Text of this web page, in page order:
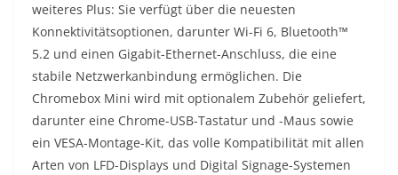
weiteres Plus: Sie verfügt über die neuesten
Konnektivitätsoptionen, darunter Wi-Fi 6, Bluetooth™
5.2 und einen Gigabit-Ethernet-Anschluss, die eine
stabile Netzwerkanbindung ermöglichen. Die
Chromebox Mini wird mit optionalem Zubehör geliefert,
darunter eine Chrome-USB-Tastatur und -Maus sowie
ein VESA-Montage-Kit, das volle Kompatibilität mit allen
Arten von LFD-Displays und Digital Signage-Systemen